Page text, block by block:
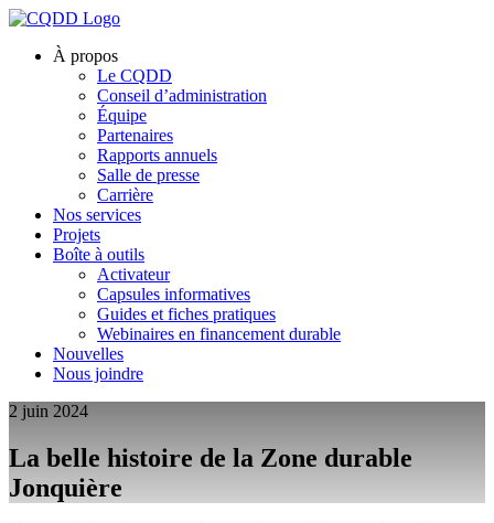
À propos
Le CQDD
Conseil d’administration
Équipe
Partenaires
Rapports annuels
Salle de presse
Carrière
Nos services
Projets
Boîte à outils
Activateur
Capsules informatives
Guides et fiches pratiques
Webinaires en financement durable
Nouvelles
Nous joindre
2 juin 2024
La belle histoire de la Zone durable
Jonquière